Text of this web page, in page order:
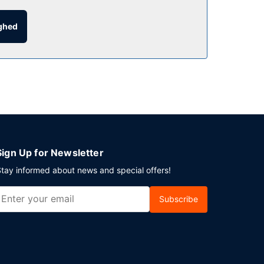
parkering er til rådighed på stedet.
Up for Newsletter
informed about news and special offers!
Subscribe